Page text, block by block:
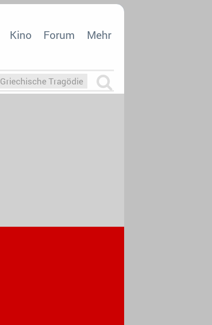
Kino Forum Mehr
Griechische Tragödie